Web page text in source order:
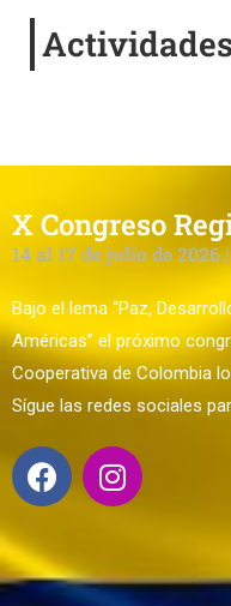
Actividades
X Congreso
14 al 17 de julio de
Bajo el lema “Paz,
Américas” el próximo
Cooperativa de Colombia
Sígue las redes sociales